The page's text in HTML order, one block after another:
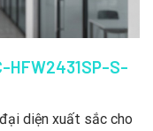
HFW2431SP-S-
diện xuất sắc cho